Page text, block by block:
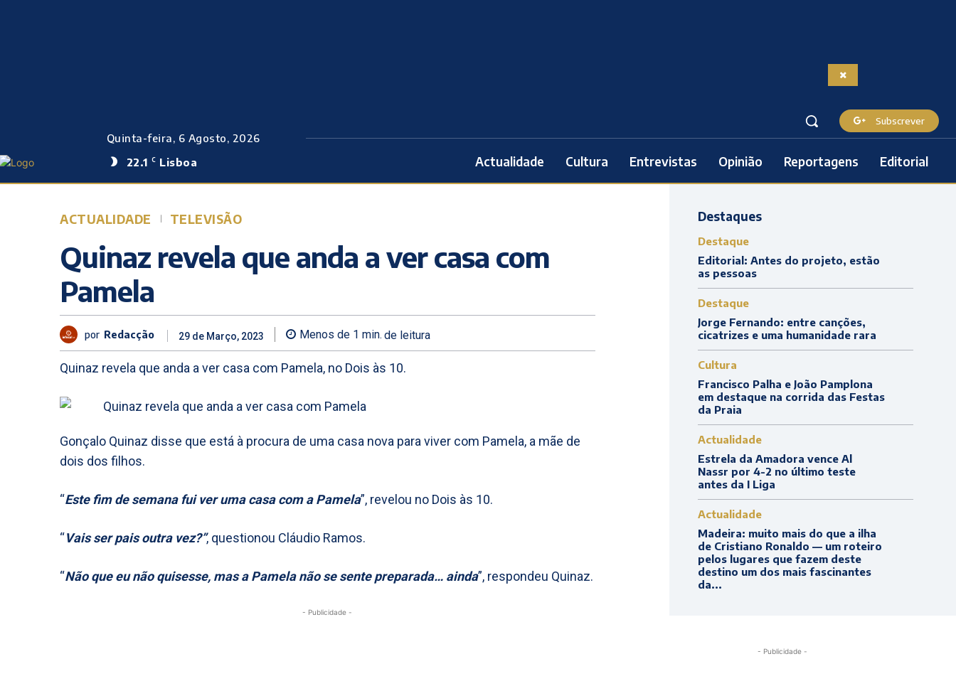
Quinta-feira, 6 Agosto, 2026
22.1 C Lisboa
Subscrever
Actualidade Cultura Entrevistas Opinião Reportagens Editorial
ACTUALIDADE TELEVISÃO
Quinaz revela que anda a ver casa com
Pamela
por Redacção 29 de Março, 2023 Menos de 1 min. de leitura
Quinaz revela que anda a ver casa com Pamela, no Dois às 10.
Gonçalo Quinaz disse que está à procura de uma casa nova para viver com Pamela, a mãe de
dois dos filhos.
“Este fim de semana fui ver uma casa com a Pamela”, revelou no Dois às 10.
“Vais ser pais outra vez?”, questionou Cláudio Ramos.
“Não que eu não quisesse, mas a Pamela não se sente preparada… ainda”, respondeu Quinaz.
- Publicidade -
Destaques
Destaque
Editorial: Antes do projeto, estão
as pessoas
Destaque
Jorge Fernando: entre canções,
cicatrizes e uma humanidade rara
Cultura
Francisco Palha e João Pamplona
em destaque na corrida das Festas
da Praia
Actualidade
Estrela da Amadora vence Al
Nassr por 4-2 no último teste
antes da I Liga
Actualidade
Madeira: muito mais do que a ilha
de Cristiano Ronaldo — um roteiro
pelos lugares que fazem deste
destino um dos mais fascinantes
da...
- Publicidade -